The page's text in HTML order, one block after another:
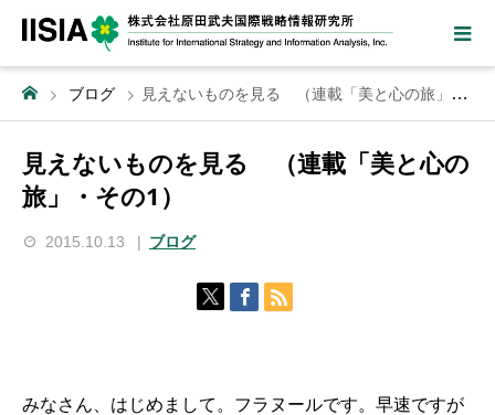
ブログ 見えないものを見る （連載「美と心の旅」・その1）
見えないものを見る （連載「美と心の
旅」・その1）
2015.10.13 ブログ
みなさん、はじめまして。フラヌールです。早速ですが